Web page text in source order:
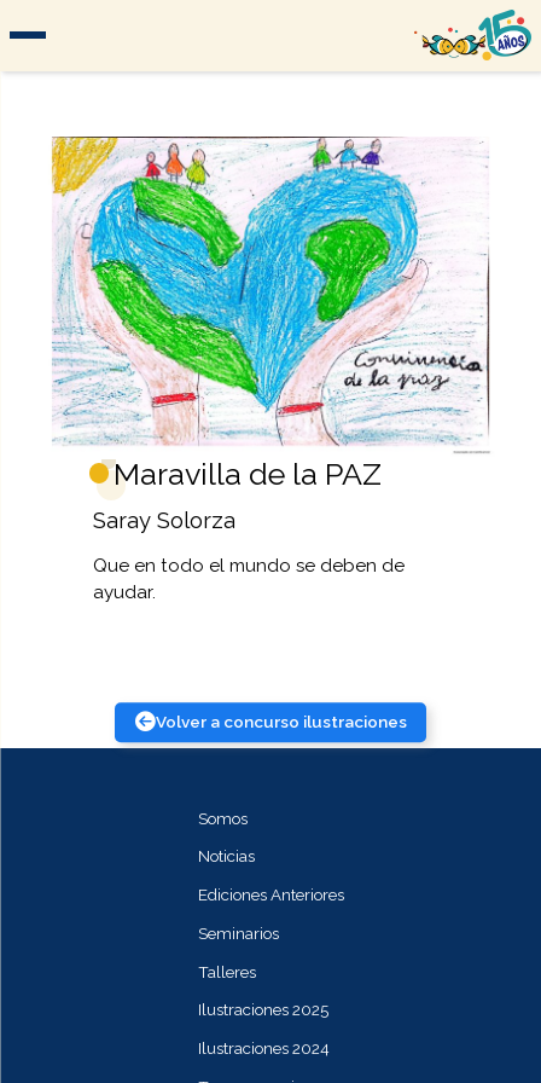
Volver a concurso ilustraciones
Maravilla de la PAZ
Saray Solorza
Que en todo el mundo se deben de
ayudar.
Somos
Noticias
Ediciones Anteriores
Seminarios
Talleres
Ilustraciones 2025
Ilustraciones 2024